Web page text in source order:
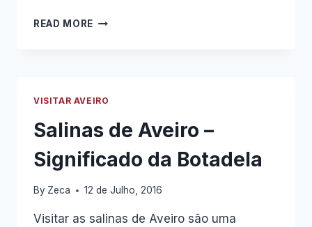
READ MORE JUNTA
VISITA
A
AVEIRO
VISITAR AVEIRO
Salinas de Aveiro –
Significado da Botadela
By Zeca 12 de Julho, 2016
Visitar as salinas de Aveiro são uma